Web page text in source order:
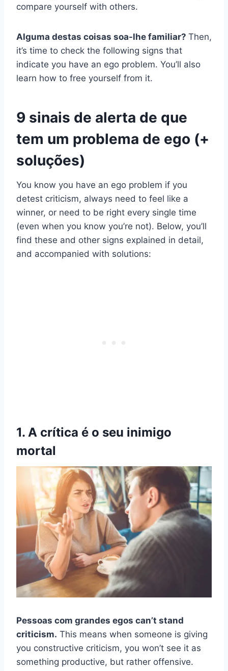
compare yourself with others.
Alguma destas coisas soa-lhe familiar? Then,
it’s time to check the following signs that
indicate you have an ego problem. You’ll also
learn how to free yourself from it.
9 sinais de alerta de que
tem um problema de ego (+
soluções)
You know you have an ego problem if you
detest criticism, always need to feel like a
winner, or need to be right every single time
(even when you know you’re not). Below, you’ll
find these and other signs explained in detail,
and accompanied with solutions:
1. A crítica é o seu inimigo
mortal
Pessoas com grandes egos can’t stand
criticism. This means when someone is giving
you constructive criticism, you won’t see it as
something productive, but rather offensive.